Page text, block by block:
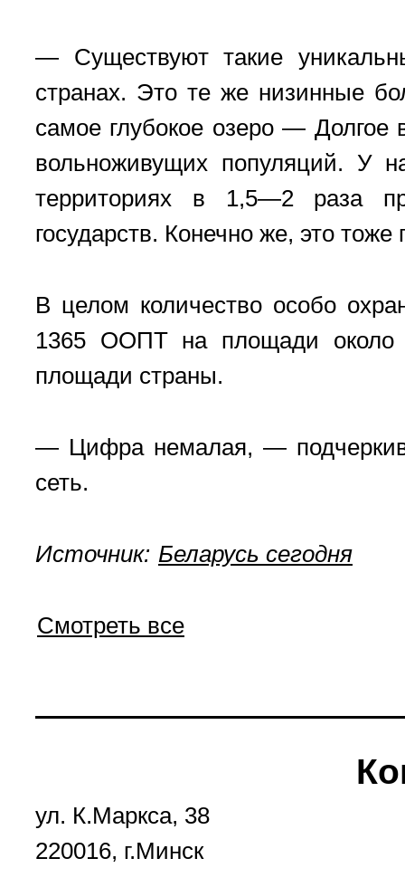
— Существуют такие
странах. Это те же низинные
самое глубокое озеро —
вольноживущих популяций. У
территориях в 1,5—2 раза
государств. Конечно же, это
В целом количество особо
1365 ООПТ на площади около
площади страны.
— Цифра немалая, —
сеть.
Источник: Беларусь сегодня
Смотреть все
ул. К.Маркса, 38
220016, г.Минск